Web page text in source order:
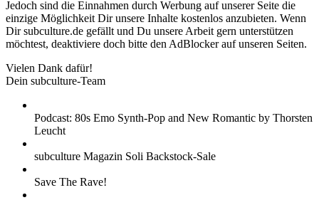
Jedoch sind die Einnahmen durch Werbung auf unserer Seite die
einzige Möglichkeit Dir unsere Inhalte kostenlos anzubieten. Wenn
Dir subculture.de gefällt und Du unsere Arbeit gern unterstützen
möchtest, deaktiviere doch bitte den AdBlocker auf unseren Seiten.
Vielen Dank dafür!
Dein subculture-Team
Podcast: 80s Emo Synth-Pop and New Romantic by Thorsten
Leucht
subculture Magazin Soli Backstock-Sale
Save The Rave!